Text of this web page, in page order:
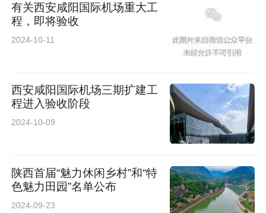
有关西安咸阳国际机场重大工
程，即将验收
2024-10-11
西安咸阳国际机场三期扩建工
程进入验收阶段
2024-10-09
陕西首届“魅力休闲乡村”和“特
色魅力田园”名单公布
2024-09-23